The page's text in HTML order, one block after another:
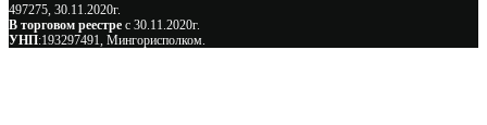
497275, 30.11.2020г.
В торговом реестре с 30.11.2020г.
УНП:193297491, Мингорисполком.